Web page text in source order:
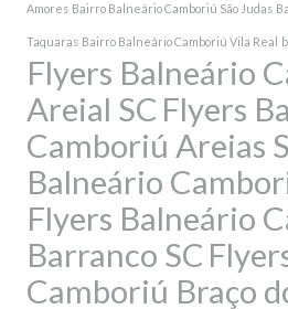
Amores Bairro Balneário Camboriú São Judas
Taquaras Bairro Balneário Camboriú Vila Real
Flyers Balneário
Areial SC Flyers
Camboriú Areias
Balneário
Flyers Balneário
Barranco SC
Camboriú Braço